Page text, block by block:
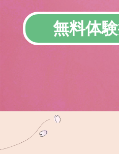
無料体